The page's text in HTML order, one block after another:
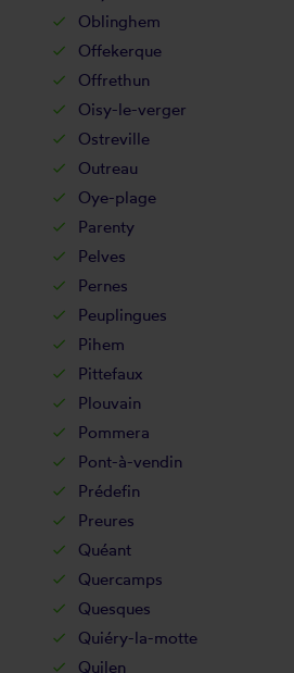
Oblinghem
Offekerque
Offrethun
Oisy-le-verger
Ostreville
Outreau
Oye-plage
Parenty
Pelves
Pernes
Peuplingues
Pihem
Pittefaux
Plouvain
Pommera
Pont-à-vendin
Prédefin
Preures
Quéant
Quercamps
Quesques
Quiéry-la-motte
Quilen